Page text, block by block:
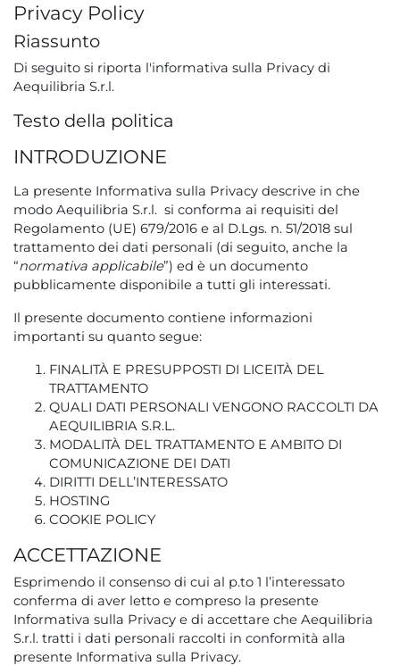
Privacy Policy
Riassunto
Di seguito si riporta l'informativa sulla Privacy di
Aequilibria S.r.l.
Testo della politica
INTRODUZIONE
La presente Informativa sulla Privacy descrive in che
modo Aequilibria S.r.l. si conforma ai requisiti del
Regolamento (UE) 679/2016 e al D.Lgs. n. 51/2018 sul
trattamento dei dati personali (di seguito, anche la
“normativa applicabile”) ed è un documento
pubblicamente disponibile a tutti gli interessati.
Il presente documento contiene informazioni
importanti su quanto segue:
FINALITÀ E PRESUPPOSTI DI LICEITÀ DEL
TRATTAMENTO
QUALI DATI PERSONALI VENGONO RACCOLTI DA
AEQUILIBRIA S.R.L.
MODALITÀ DEL TRATTAMENTO E AMBITO DI
COMUNICAZIONE DEI DATI
DIRITTI DELL’INTERESSATO
HOSTING
COOKIE POLICY
ACCETTAZIONE
Esprimendo il consenso di cui al p.to 1 l’interessato
conferma di aver letto e compreso la presente
Informativa sulla Privacy e di accettare che Aequilibria
S.r.l. tratti i dati personali raccolti in conformità alla
presente Informativa sulla Privacy.